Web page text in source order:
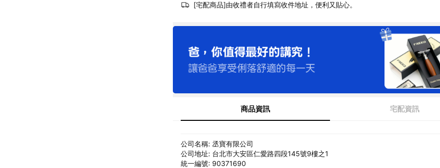
[宅配商品]由收禮者自行填寫收件地址，便利又貼心。
商品資訊 宅配資訊
公司名稱: 丞寶有限公司
公司地址: 台北市大安區仁愛路四段145號9樓之1
統一編號: 90371690